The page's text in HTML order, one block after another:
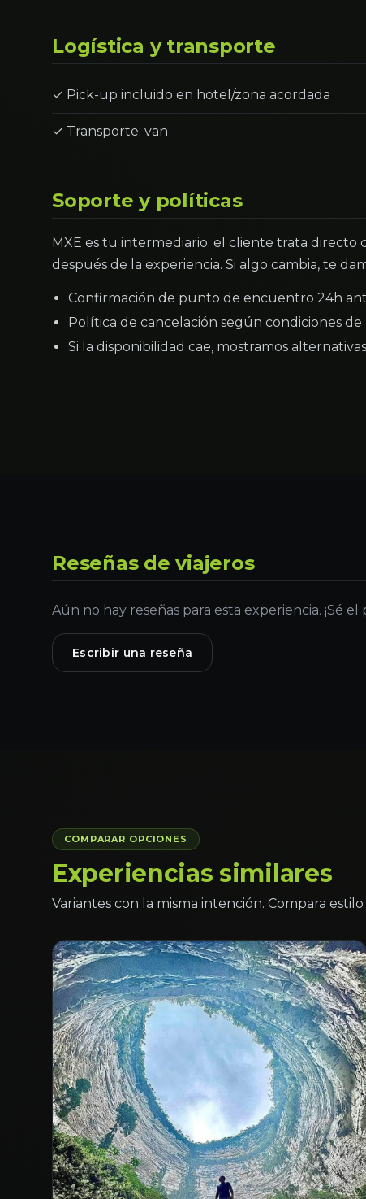
Logística y transporte
✓ Pick-up incluido en hotel/zona acordada
✓ Transporte: van
Soporte y políticas
MXE es tu intermediario: el cliente trata directo
después de la experiencia. Si algo cambia, te
Confirmación de punto de encuentro 24h
Política de cancelación según condiciones
Si la disponibilidad cae, mostramos
Reseñas de viajeros
Aún no hay reseñas para esta experiencia. ¡Sé el
Escribir una reseña
COMPARAR OPCIONES
Experiencias similares
Variantes con la misma intención. Compara estilo